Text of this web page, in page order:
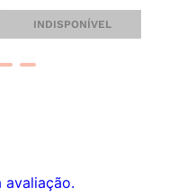
INDISPONÍVEL
avaliação.